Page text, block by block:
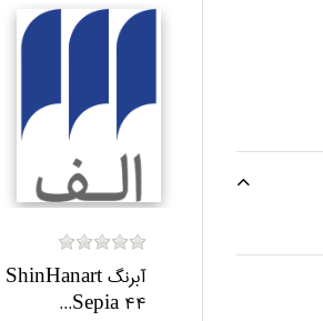
آبرنگ ShinHanart
Sepia 44...